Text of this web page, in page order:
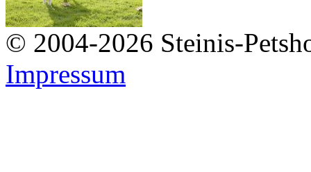
© 2004-2026 Steinis-
Impressum